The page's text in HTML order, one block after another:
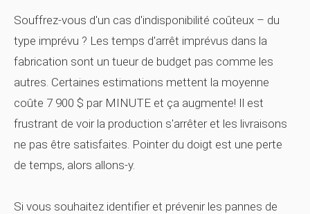
Souffrez-vous d'un cas d'indisponibilité coûteux – du
type imprévu ? Les temps d'arrêt imprévus dans la
fabrication sont un tueur de budget pas comme les
autres. Certaines estimations mettent la moyenne
coûte 7 900 $ par MINUTE et ça augmente! Il est
frustrant de voir la production s'arrêter et les livraisons
ne pas être satisfaites. Pointer du doigt est une perte
de temps, alors allons-y.
Si vous souhaitez identifier et prévenir les pannes de